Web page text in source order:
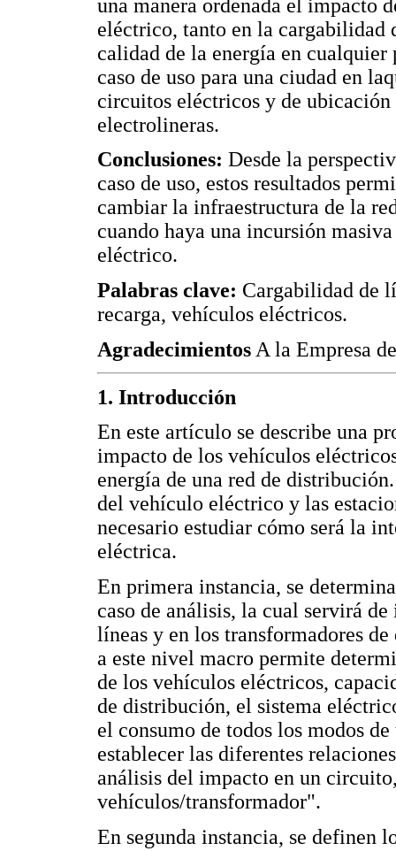
una manera ordenada el impacto
eléctrico, tanto en la cargabilidad
calidad de la energía en
caso de uso para una ciudad en
circuitos eléctricos y de
electrolineras.
Conclusiones: Desde la
caso de uso, estos resultados
cambiar la infraestructura de la
cuando haya una incursión
eléctrico.
Palabras clave: Cargabilidad de
recarga, vehículos eléctricos.
Agradecimientos A la Empresa
1. Introducción
En este artículo se describe una
impacto de los vehículos
energía de una red de
del vehículo eléctrico y las
necesario estudiar cómo será la
eléctrica.
En primera instancia, se
caso de análisis, la cual servirá
líneas y en los transformadores
a este nivel macro permite
de los vehículos eléctricos,
de distribución, el sistema
el consumo de todos los modos
establecer las diferentes
análisis del impacto en un
vehículos/transformador".
En segunda instancia, se definen